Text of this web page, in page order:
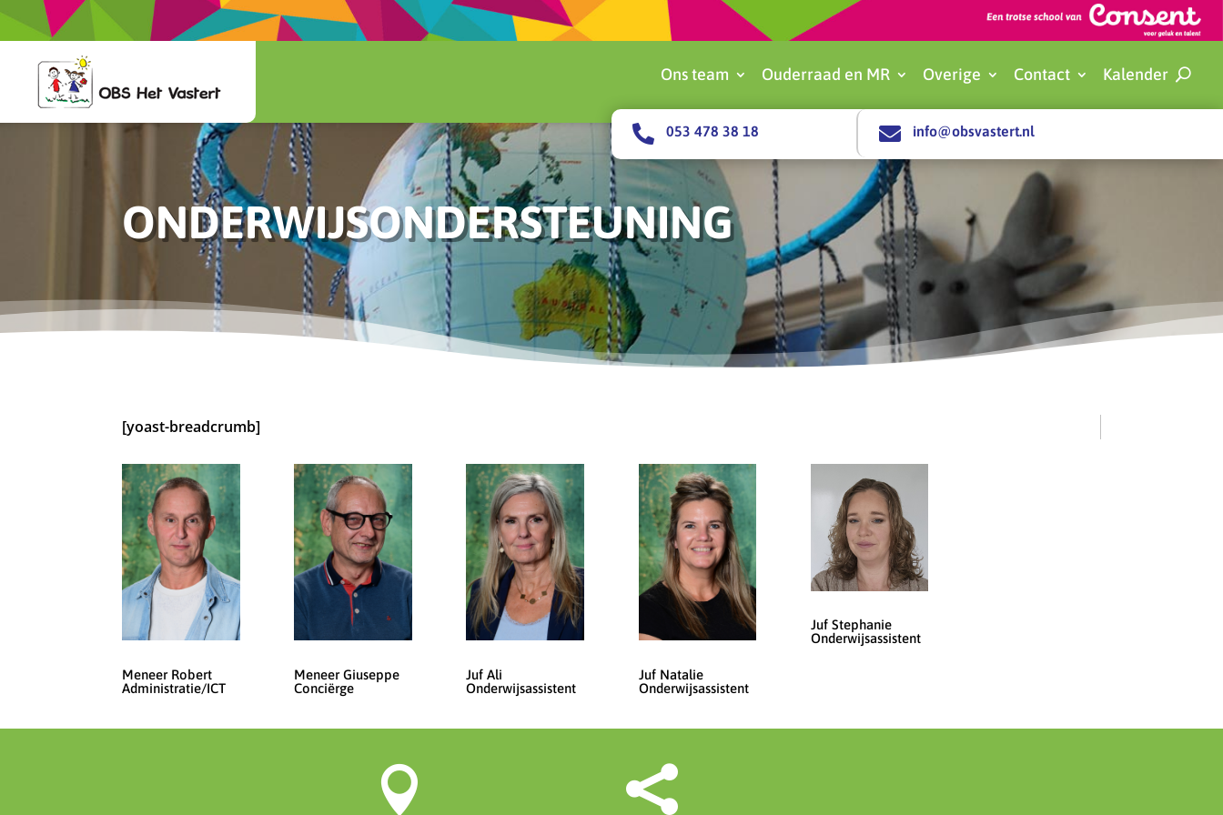
Ons team Ouderraad en MR Overige Contact Kalender
 053 478 38 18  info@obsvastert.nl
ONDERWIJSONDERSTEUNING
[yoast-breadcrumb]
Meneer Robert
Administratie/ICT
Meneer Giuseppe
Conciërge
Juf Ali
Onderwijsassistent
Juf Natalie
Onderwijsassistent
Juf Stephanie
Onderwijsassistent
 